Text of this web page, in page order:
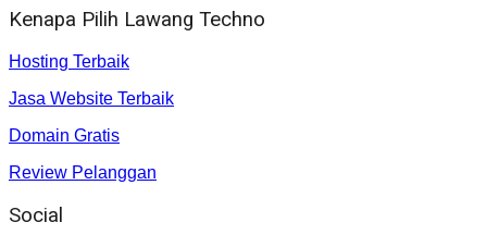
Kenapa Pilih Lawang Techno
Hosting Terbaik
Jasa Website Terbaik
Domain Gratis
Review Pelanggan
Social